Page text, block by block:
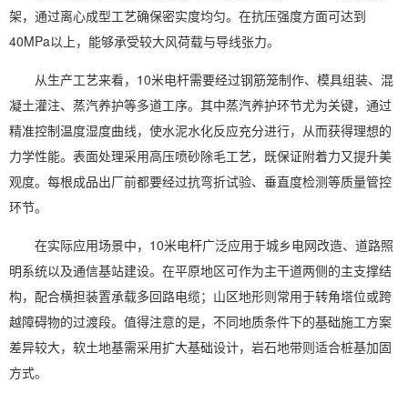
架，通过离心成型工艺确保密实度均匀。在抗压强度方面可达到
40MPa以上，能够承受较大风荷载与导线张力。
从生产工艺来看，10米电杆需要经过钢筋笼制作、模具组装、混
凝土灌注、蒸汽养护等多道工序。其中蒸汽养护环节尤为关键，通过
精准控制温度湿度曲线，使水泥水化反应充分进行，从而获得理想的
力学性能。表面处理采用高压喷砂除毛工艺，既保证附着力又提升美
观度。每根成品出厂前都要经过抗弯折试验、垂直度检测等质量管控
环节。
在实际应用场景中，10米电杆广泛应用于城乡电网改造、道路照
明系统以及通信基站建设。在平原地区可作为主干道两侧的主支撑结
构，配合横担装置承载多回路电缆；山区地形则常用于转角塔位或跨
越障碍物的过渡段。值得注意的是，不同地质条件下的基础施工方案
差异较大，软土地基需采用扩大基础设计，岩石地带则适合桩基加固
方式。